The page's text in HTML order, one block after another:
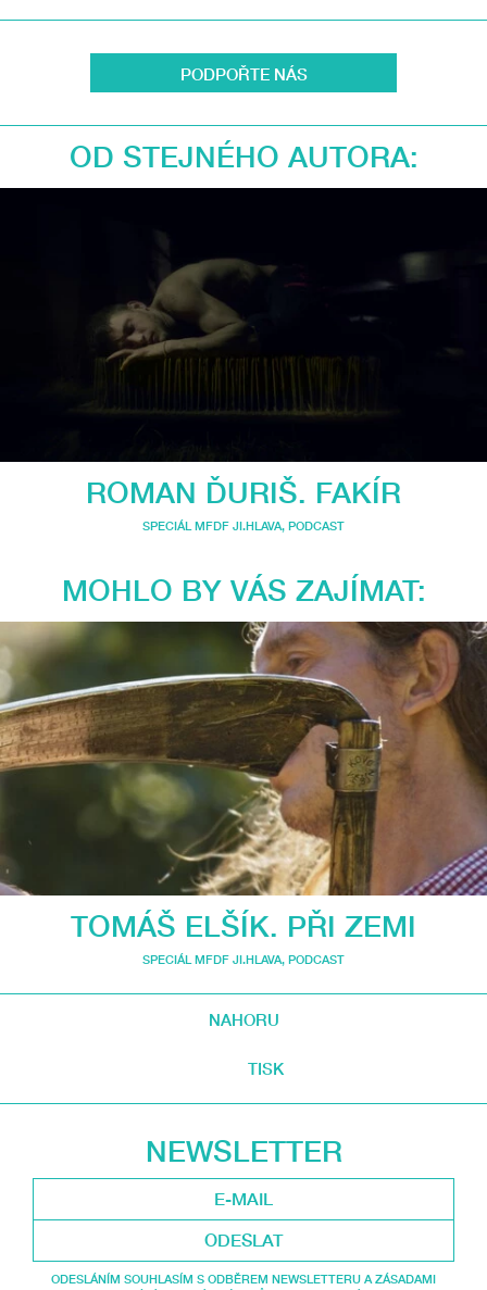
PODPOŘTE NÁS
OD STEJNÉHO AUTORA:
ROMAN ĎURIŠ. FAKÍR
SPECIÁL MFDF JI.HLAVA, PODCAST
MOHLO BY VÁS ZAJÍMAT:
TOMÁŠ ELŠÍK. PŘI ZEMI
SPECIÁL MFDF JI.HLAVA, PODCAST
NAHORU
TISK
NEWSLETTER
ODESLAT
ODESLÁNÍM SOUHLASÍM S ODBĚREM NEWSLETTERU A ZÁSADAMI